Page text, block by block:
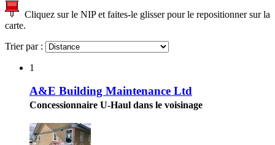
Cliquez sur le NIP et faites-le glisser pour le repositionner sur la
carte.
Trier par :
1
A&E Building Maintenance Ltd
Concessionnaire U-Haul dans le voisinage